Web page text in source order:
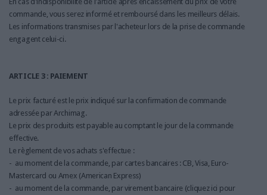
commande, vous serez informé et remboursé dans les meilleurs délais.
Les informations transmises par l'acheteur lors de la prise de commande
engagent celui-ci.
ARTICLE 3 : PAIEMENT
Le prix facturé est le prix indiqué sur la confirmation de commande
adressée par Archimag.
Le prix des produits est payable au comptant le jour de la commande
effective.
Le règlement de vos achats s'effectue :
- au moment de la commande, par cartes bancaires : CB, Visa, Euro-
Mastercard ou Amex (American Express)
- au moment de la commande, par virement bancaire (cliquez ici pour